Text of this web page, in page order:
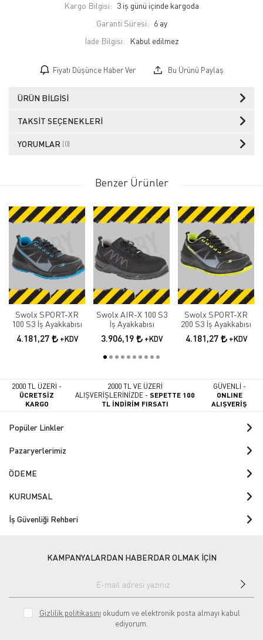
Kargo Bilgisi: 3 iş günü içinde kargoda
Garanti Süresi: 6 ay
İade Bilgisi:
Fiyatı Düşünce Haber Ver Bu Ürünü Paylaş
ÜRÜN BILGISI
TAKSIT SEÇENEKLERI
YORUMLAR (0)
Benzer Ürünler
Swolx SPORT-XR
100 S3 İş Ayakkabısı
4.181,27 +KDV
Swolx AIR-X 100 S3
İş Ayakkabısı
3.906,19 +KDV
Swolx SPORT-XR
200 S3 İş Ayakkabısı
4.181,27 +KDV
2000 TL ÜZERİ -
ÜCRETSİZ
KARGO
2000 TL VE ÜZERİ
ALIŞVERİŞLERİNİZDE -SEPETTE 100
TL İNDİRİM FIRSATI
GÜVENLİ -
ONLINE
ALIŞVERİŞ
Popüler Linkler
Pazaryerlerimiz
ÖDEME
KURUMSAL
İş Güvenliği Rehberi
KAMPANYALARDAN HABERDAR OLMAK İÇİN
Gizlilik politikasını okudum ve elektronik posta almayı kabul
ediyorum.